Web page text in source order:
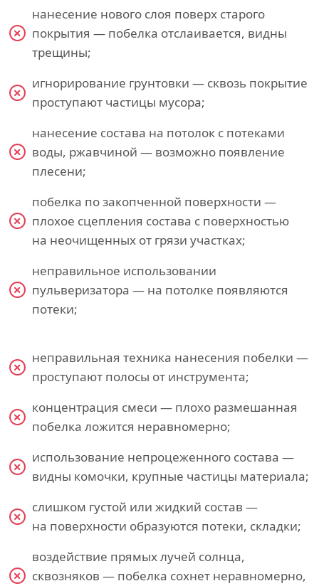
нанесение нового слоя поверх старого
покрытия — побелка отслаивается, видны
трещины;
игнорирование грунтовки — сквозь покрытие
проступают частицы мусора;
нанесение состава на потолок с потеками
воды, ржавчиной — возможно появление
плесени;
побелка по закопченной поверхности —
плохое сцепления состава с поверхностью
на неочищенных от грязи участках;
неправильное использовании
пульверизатора — на потолке появляются
потеки;
неправильная техника нанесения побелки —
проступают полосы от инструмента;
концентрация смеси — плохо размешанная
побелка ложится неравномерно;
использование непроцеженного состава —
видны комочки, крупные частицы материала;
слишком густой или жидкий состав —
на поверхности образуются потеки, складки;
воздействие прямых лучей солнца,
сквозняков — побелка сохнет неравномерно,